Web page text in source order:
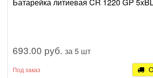
Батарейка литиевая CR 1220 GP
693.00 руб. за 5 шт
Под заказ